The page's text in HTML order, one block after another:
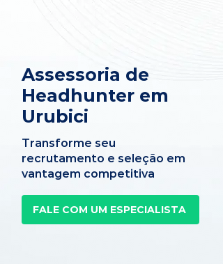
Assessoria de
Headhunter em
Urubici
Transforme seu
recrutamento e seleção em
vantagem competitiva
FALE COM UM ESPECIALISTA